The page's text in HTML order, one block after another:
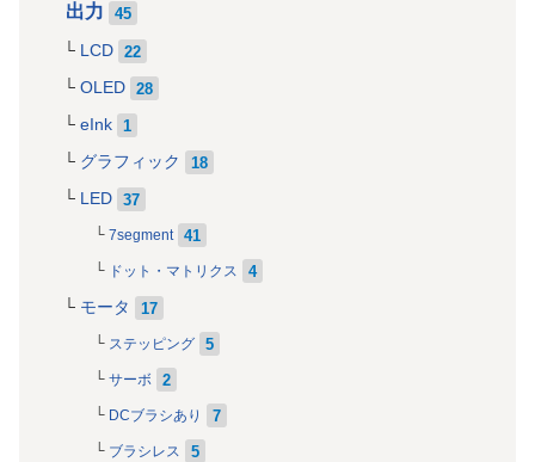
出力 45
LCD 22
OLED 28
eInk 1
グラフィック 18
LED 37
7segment 41
ドット・マトリクス 4
モータ 17
ステッピング 5
サーボ 2
DCブラシあり 7
ブラシレス 5